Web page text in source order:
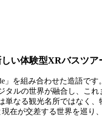
い体験型XRバスツア
」を組み合わせた造語です。
ルの世界が融合し、これ
なる観光名所ではなく、
在が交差する世界を巡り